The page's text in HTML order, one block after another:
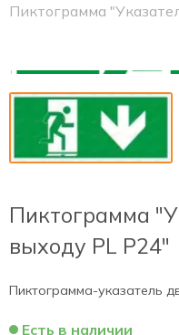
Пиктограмма
Пиктограмма
выходу PL Р24"
Пиктограмма-указатель
Есть в наличии